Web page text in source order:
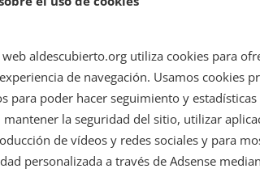
web aldescubierto.org utiliza cookies para
de navegación. Usamos cookies
para poder hacer seguimiento y estadísticas
mantener la seguridad del sitio, utilizar
de vídeos y redes sociales y para
personalizada a través de Adsense